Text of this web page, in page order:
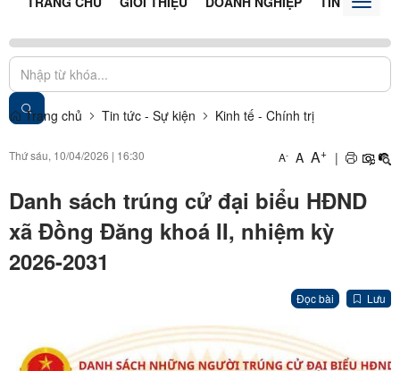
Toggle
Trang chủ Tin tức - Sự kiện Kinh tế - Chính trị
Thứ sáu, 10/04/2026 | 16:30 A- A A+ |
Danh sách trúng cử đại biểu HĐND
xã Đồng Đăng khoá II, nhiệm kỳ
2026-2031
Đọc bài Lưu